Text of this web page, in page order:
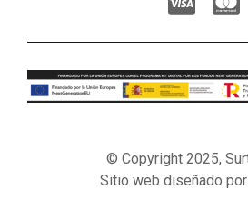
© Copyright 2025,
Sitio web diseñado